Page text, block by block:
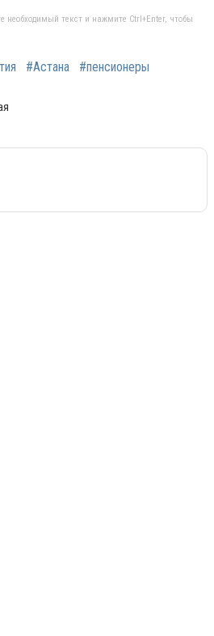
необходимый текст и нажмите Ctrl+Enter, чтобы
#Астана #пенсионеры